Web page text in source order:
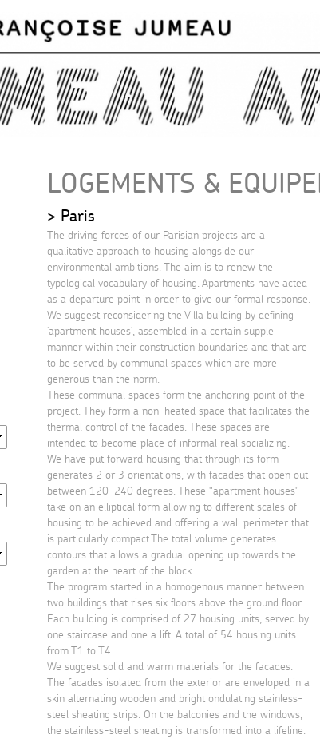
LOGEMENTS &
Paris
The driving forces of our Parisian projects are a
qualitative approach to housing alongside our
environmental ambitions. The aim is to renew the
typological vocabulary of housing. Apartments have acted
as a departure point in order to give our formal response.
We suggest reconsidering the Villa building by defining
‘apartment houses’, assembled in a certain supple
manner within their construction boundaries and that are
to be served by communal spaces which are more
generous than the norm.
These communal spaces form the anchoring point of the
project. They form a non-heated space that facilitates the
thermal control of the facades. These spaces are
intended to become place of informal real socializing.
We have put forward housing that through its form
generates 2 or 3 orientations, with facades that open out
between 120-240 degrees. These "apartment houses"
take on an elliptical form allowing to different scales of
housing to be achieved and offering a wall perimeter that
is particularly compact.The total volume generates
contours that allows a gradual opening up towards the
garden at the heart of the block.
The program started in a homogenous manner between
two buildings that rises six floors above the ground floor.
Each building is comprised of 27 housing units, served by
one staircase and one a lift. A total of 54 housing units
from T1 to T4.
We suggest solid and warm materials for the facades.
The facades isolated from the exterior are enveloped in a
skin alternating wooden and bright ondulating stainless-
steel sheating strips. On the balconies and the windows,
the stainless-steel sheating is transformed into a lifeline.